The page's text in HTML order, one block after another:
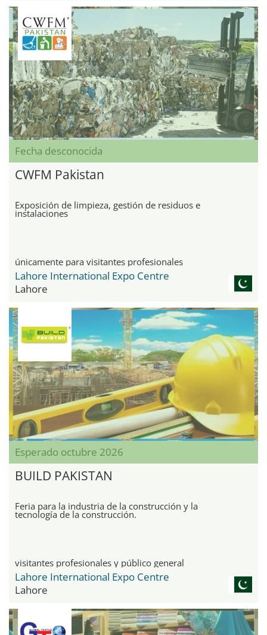
Fecha desconocida
CWFM Pakistan
Exposición de limpieza, gestión de residuos e
instalaciones
únicamente para visitantes profesionales
Lahore International Expo Centre
Lahore
Esperado octubre 2026
BUILD PAKISTAN
Feria para la industria de la construcción y la
tecnología de la construcción.
visitantes profesionales y público general
Lahore International Expo Centre
Lahore